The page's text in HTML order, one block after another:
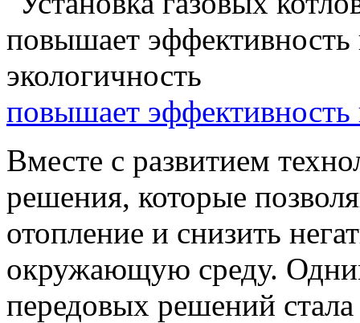
повышает эффективность
Вместе с развитием
решения, которые
отопление и снизить
окружающую среду.
передовых решений